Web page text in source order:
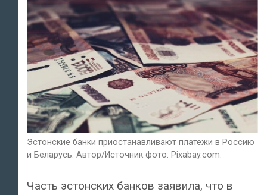
Эстонские банки приостанавливают платежи в Россию
и Беларусь. Автор/Источник фото: Pixabay.com.
Часть эстонских банков заявила, что в